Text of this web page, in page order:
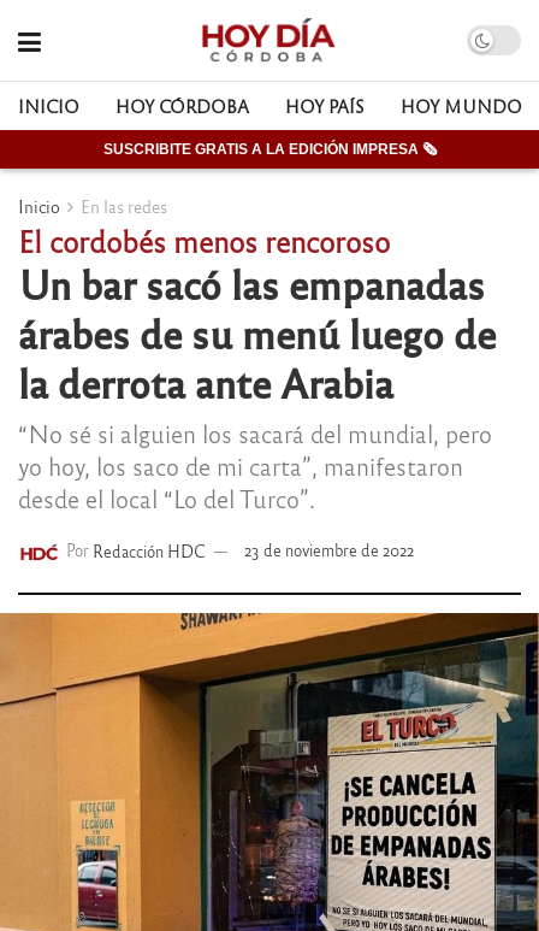
INICIO HOY CÓRDOBA HOY PAÍS HOY MUNDO
SUSCRIBITE GRATIS A LA EDICIÓN IMPRESA 🗞
Inicio En las redes
El cordobés menos rencoroso
Un bar sacó las empanadas
árabes de su menú luego de
la derrota ante Arabia
“No sé si alguien los sacará del mundial, pero
yo hoy, los saco de mi carta”, manifestaron
desde el local “Lo del Turco”.
Por Redacción HDC 23 de noviembre de 2022